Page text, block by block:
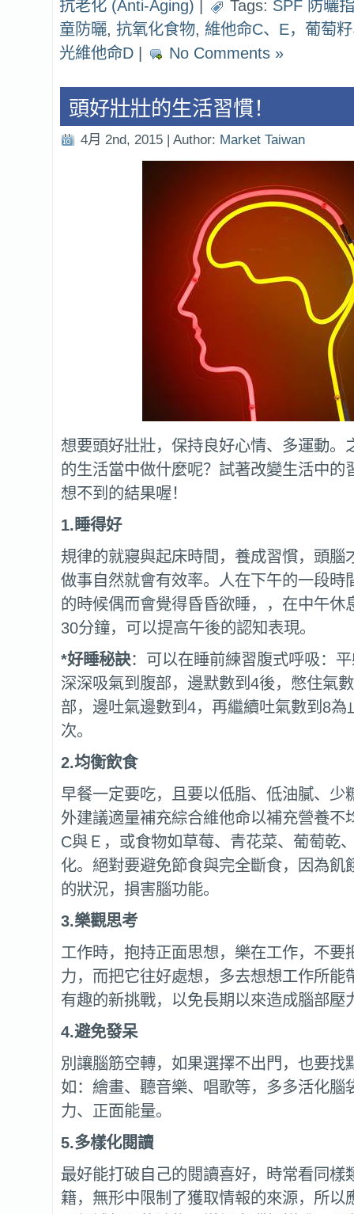
抗老化 (Anti-Aging) Tags: SPF 防曬
童防曬, 抗氧化食物, 維他命C、E，葡萄
光維他命D
No Comments »
頭好壯壯的生活習慣！
4月 2nd, 2015 | Author: Market Taiwan
想要頭好壯壯，保持良好心情、多運動。
的生活當中做什麼呢？試著改變生活中的
想不到的結果喔！
1.睡得好
規律的就寢與起床時間，養成習慣，頭腦
做事自然就會有效率。人在下午的一段時
的時候偶而會覺得昏昏欲睡，，在中午休
30分鐘，可以提高午後的認知表現。
*好睡秘訣：可以在睡前練習腹式呼吸：
深深吸氣到腹部，邊默數到4後，憋住氣
部，邊吐氣邊數到4，再繼續吐氣數到8為
次。
2.均衡飲食
早餐一定要吃，且要以低脂、低油膩、少
外建議適量補充綜合維他命以補充營養不
C與Ｅ，或食物如草莓、青花菜、葡萄乾
化。絕對要避免節食與完全斷食，因為飢
的狀況，損害腦功能。
3.樂觀思考
工作時，抱持正面思想，樂在工作，不要
力，而把它往好處想，多去想想工作所能
有趣的新挑戰，以免長期以來造成腦部壓
4.避免發呆
別讓腦筋空轉，如果選擇不出門，也要找
如：繪畫、聽音樂、唱歌等，多多活化腦
力、正面能量。
5.多樣化閱讀
最好能打破自己的閱讀喜好，時常看同樣
籍，無形中限制了獲取情報的來源，所以